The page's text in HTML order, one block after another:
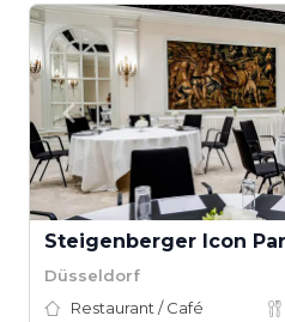
Steigenberger Icon
Düsseldorf
Restaurant / Café